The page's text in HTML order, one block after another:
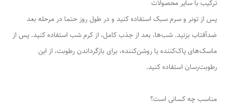
ترکیب با سایر محصولات
پس از تونر و سرم سبک استفاده کنید و در طول روز حتما در مرحله بعد
ضدآفتاب بزنید. شب‌ها، بعد از جذب کامل، از کرم شب استفاده کنید. پس از
ماسک‌های پاک‌کننده یا روشن‌کننده، برای بازگرداندن رطوبت، از این
رطوبت‌رسان استفاده کنید.
مناسب چه کسانی است؟